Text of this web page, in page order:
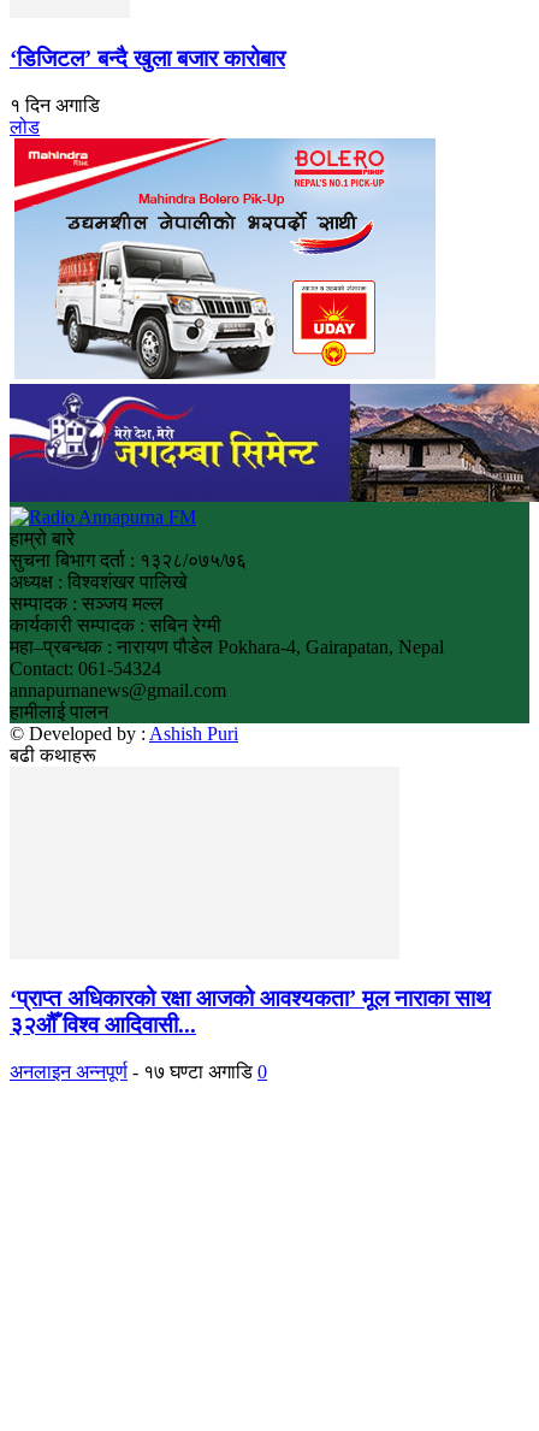
‘डिजिटल’ बन्दै खुला बजार कारोबार
१ दिन अगाडि
लोड
हाम्रो बारे
सुचना बिभाग दर्ता : १३२८/०७५/७६
अध्यक्ष : विश्वशंखर पालिखे
सम्पादक : सञ्जय मल्ल
कार्यकारी सम्पादक : सबिन रेग्मी
महा–प्रबन्धक : नारायण पौडेल Pokhara-4, Gairapatan, Nepal
Contact: 061-54324
annapurnanews@gmail.com
हामीलाई पालन
© Developed by : Ashish Puri
बढी कथाहरू
‘प्राप्त अधिकारको रक्षा आजको आवश्यकता’ मूल नाराका साथ
३२औँ विश्व आदिवासी...
अनलाइन अन्नपूर्ण - १७ घण्टा अगाडि 0